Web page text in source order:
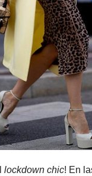
lockdown chic! En